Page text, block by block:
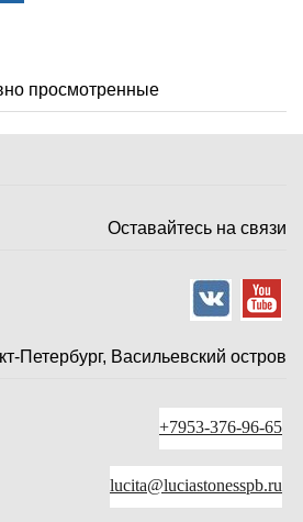
просмотренные
Оставайтесь на связи
Петербург, Васильевский остров
+7953-376-96-65
lucita@luciastonesspb.ru